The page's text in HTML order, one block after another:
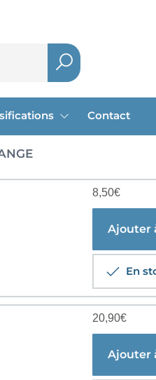
Contact
8,50€
Ajouter
En
20,90€
Ajouter